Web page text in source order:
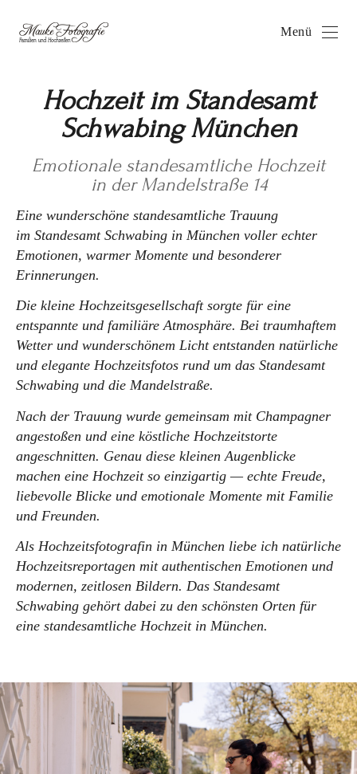
Menü
Hochzeit im Standesamt
Schwabing München
Emotionale standesamtliche Hochzeit
in der Mandelstraße 14
Eine wunderschöne standesamtliche Trauung
im Standesamt Schwabing in München voller echter
Emotionen, warmer Momente und besonderer
Erinnerungen.
Die kleine Hochzeitsgesellschaft sorgte für eine
entspannte und familiäre Atmosphäre. Bei traumhaftem
Wetter und wunderschönem Licht entstanden natürliche
und elegante Hochzeitsfotos rund um das Standesamt
Schwabing und die Mandelstraße.
Nach der Trauung wurde gemeinsam mit Champagner
angestoßen und eine köstliche Hochzeitstorte
angeschnitten. Genau diese kleinen Augenblicke
machen eine Hochzeit so einzigartig — echte Freude,
liebevolle Blicke und emotionale Momente mit Familie
und Freunden.
Als Hochzeitsfotografin in München liebe ich natürliche
Hochzeitsreportagen mit authentischen Emotionen und
modernen, zeitlosen Bildern. Das Standesamt
Schwabing gehört dabei zu den schönsten Orten für
eine standesamtliche Hochzeit in München.